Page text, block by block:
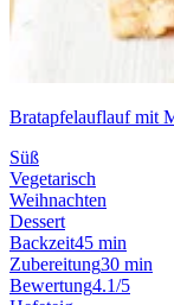
Bratapfelauflauf mit
Süß
Vegetarisch
Weihnachten
Dessert
Backzeit45 min
Zubereitung30 min
Bewertung4.1/5